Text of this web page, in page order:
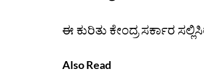
ಈ ಕುರಿತು ಕೇಂದ್ರ ಸರ್ಕಾರ
Also Read